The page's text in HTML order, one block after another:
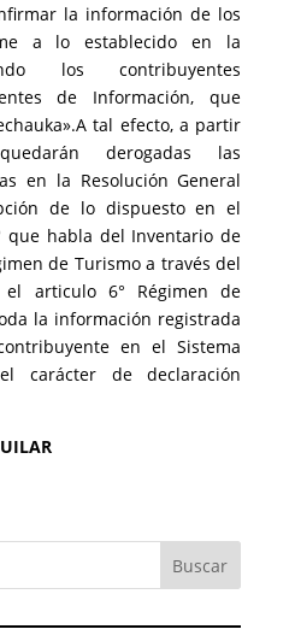
la información de los
a lo establecido en la
los contribuyentes
de Información, que
tal efecto, a partir
derogadas las
en la Resolución General
de lo dispuesto en el
que habla del Inventario de
de Turismo a través del
articulo 6° Régimen de
la información registrada
en el Sistema
carácter de declaración